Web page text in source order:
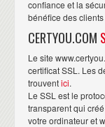
confiance et la
bénéfice des clients
CERTYOU.COM
Le site
certificat SSL. Les
trouventici.
Le SSL est le
transparent qui
votre ordinateur et